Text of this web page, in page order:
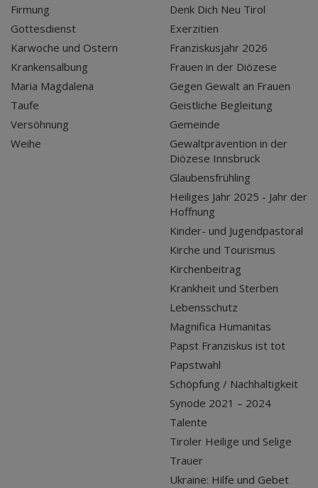
Firmung
Gottesdienst
Karwoche und Ostern
Krankensalbung
Maria Magdalena
Taufe
Versöhnung
Weihe
Denk Dich Neu Tirol
Exerzitien
Franziskusjahr 2026
Frauen in der Diözese
Gegen Gewalt an Frauen
Geistliche Begleitung
Gemeinde
Gewaltprävention in der
Diözese Innsbruck
Glaubensfrühling
Heiliges Jahr 2025 - Jahr der
Hoffnung
Kinder- und Jugendpastoral
Kirche und Tourismus
Kirchenbeitrag
Krankheit und Sterben
Lebensschutz
Magnifica Humanitas
Papst Franziskus ist tot
Papstwahl
Schöpfung / Nachhaltigkeit
Synode 2021 – 2024
Talente
Tiroler Heilige und Selige
Trauer
Ukraine: Hilfe und Gebet